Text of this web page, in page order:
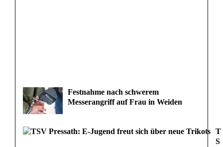
Festnahme nach schwerem
Messerangriff auf Frau in Weiden
T
S